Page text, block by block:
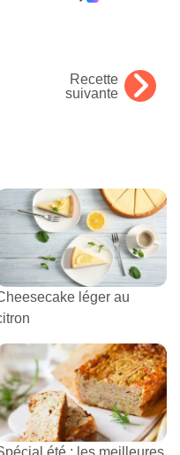
Recette
suivante
léger au
été : les meilleures